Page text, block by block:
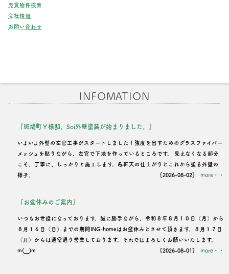
売買物件検索
会社情報
お問い合わせ
INFOMATION
『斑鳩町Ｙ様邸。Soi外壁塗装が始まりました。』
いよいよ外壁の左官工事がスタートしました！強度を出すためのグラスファイバー
メッシュを貼りながら、左官で下地を作っているところです。 見えなくなる部分
こそ、丁寧に、しっかりと施工します。💪軒天の仕上がりとこれから塗る外壁の
様子。 [2026-08-02] more・・
『お盆休みのご案内』
いつもお世話になっております。誠に勝手ながら、令和８年８月１０日（月）から
８月１６日（日）までの期間ING-homeはお盆休みとさせて頂きます。８月１７日
（月）からは通常通り営業しております。それではよろしくお願いいたします。
m(__)m [2026-08-01] more・・